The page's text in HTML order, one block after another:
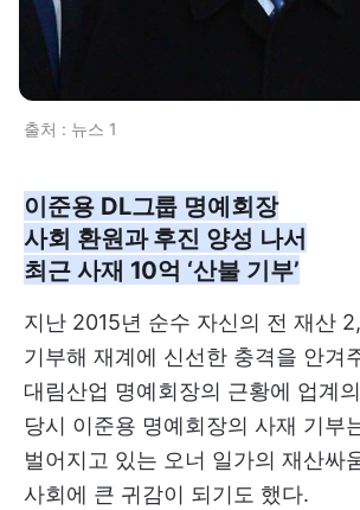
출처 : 뉴스 1
이준용 DL그룹 명예회장
사회 환원과 후진 양성 나서
최근 사재 10억 ‘산불 기부’
지난 2015년 순수 자신의 전 재산
기부해 재계에 신선한 충격을 안겨
대림산업 명예회장의 근황에 업계
당시 이준용 명예회장의 사재 기부
벌어지고 있는 오너 일가의 재산싸
사회에 큰 귀감이 되기도 했다.